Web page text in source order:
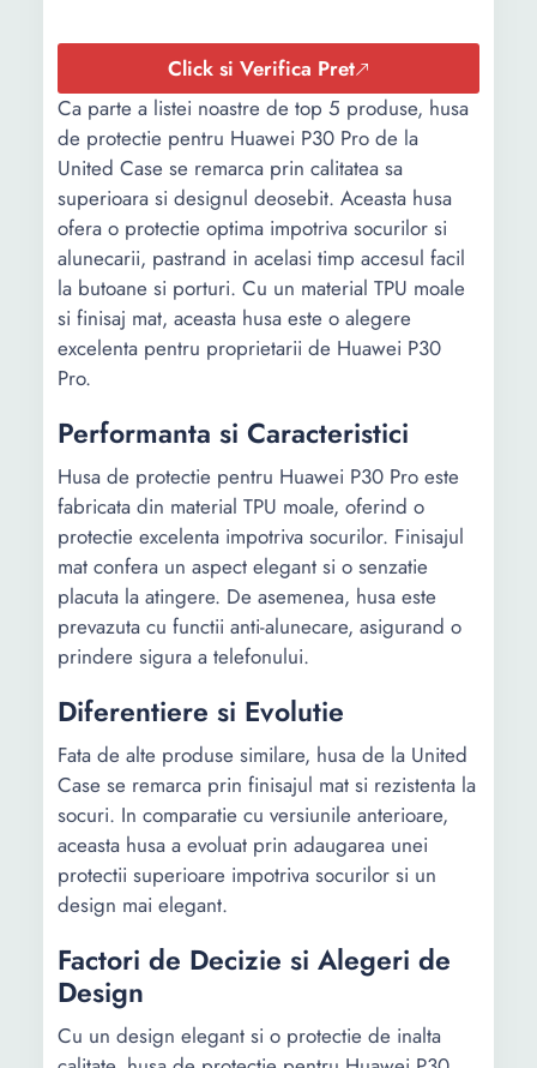
Click si Verifica Pret
Ca parte a listei noastre de top 5 produse, husa
de protectie pentru Huawei P30 Pro de la
United Case se remarca prin calitatea sa
superioara si designul deosebit. Aceasta husa
ofera o protectie optima impotriva socurilor si
alunecarii, pastrand in acelasi timp accesul facil
la butoane si porturi. Cu un material TPU moale
si finisaj mat, aceasta husa este o alegere
excelenta pentru proprietarii de Huawei P30
Pro.
Performanta si Caracteristici
Husa de protectie pentru Huawei P30 Pro este
fabricata din material TPU moale, oferind o
protectie excelenta impotriva socurilor. Finisajul
mat confera un aspect elegant si o senzatie
placuta la atingere. De asemenea, husa este
prevazuta cu functii anti-alunecare, asigurand o
prindere sigura a telefonului.
Diferentiere si Evolutie
Fata de alte produse similare, husa de la United
Case se remarca prin finisajul mat si rezistenta la
socuri. In comparatie cu versiunile anterioare,
aceasta husa a evoluat prin adaugarea unei
protectii superioare impotriva socurilor si un
design mai elegant.
Factori de Decizie si Alegeri de
Design
Cu un design elegant si o protectie de inalta